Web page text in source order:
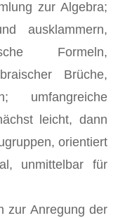
zur Algebra;
ausklammern,
Formeln,
Brüche,
umfangreiche
leicht, dann
orientiert
unmittelbar für
zur Anregung der